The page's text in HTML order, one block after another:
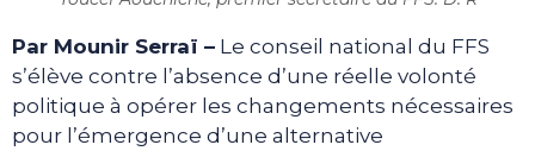
Par Mounir Serraï – Le conseil national du FFS
s’élève contre l’absence d’une réelle volonté
politique à opérer les changements nécessaires
pour l’émergence d’une alternative